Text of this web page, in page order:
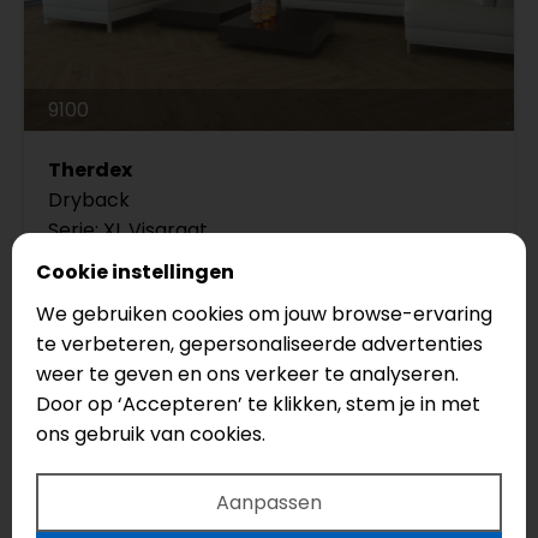
9100
Therdex
Dryback
Serie: XL Visgraat
Legmethode: Plak
Vloertype: Visgraat
€59,95
Waarom XL visgraat?
XL visgraat combineert het luxe patroon met meer
Cookie instellingen
We gebruiken cookies om jouw browse-ervaring
te verbeteren, gepersonaliseerde advertenties
weer te geven en ons verkeer te analyseren.
Door op ‘Accepteren’ te klikken, stem je in met
ons gebruik van cookies.
Aanpassen